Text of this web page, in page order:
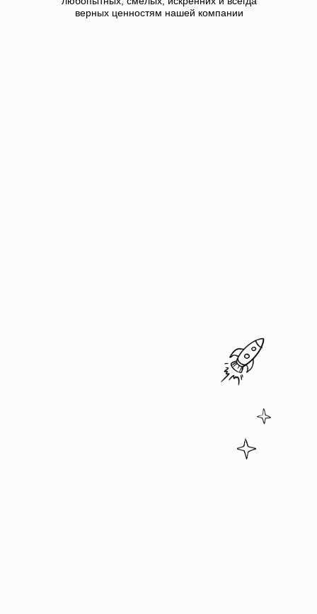
верных ценностям нашей компании